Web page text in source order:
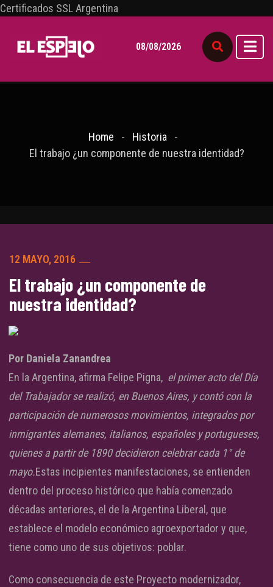
Certificados SSL Argentina
08/08/2026
Home
Historia
El trabajo ¿un componente de nuestra identidad?
12 MAYO, 2016
El trabajo ¿un componente de
nuestra identidad?
Por Daniela Zanandrea
En la Argentina, afirma Felipe Pigna, el primer acto del Día
del Trabajador se realizó, en Buenos Aires, y contó con la
participación de numerosos movimientos, integrados por
inmigrantes alemanes, italianos, españoles y portugueses,
quienes a partir de 1890 decidieron celebrar cada 1° de
mayo.Estas incipientes manifestaciones, se entienden
dentro del proceso histórico que había comenzado
décadas anteriores, el de la Argentina Liberal, que
establece el modelo económico agroexportador y que,
tiene como uno de sus objetivos: poblar.
Como consecuencia de este Proyecto modernizador,